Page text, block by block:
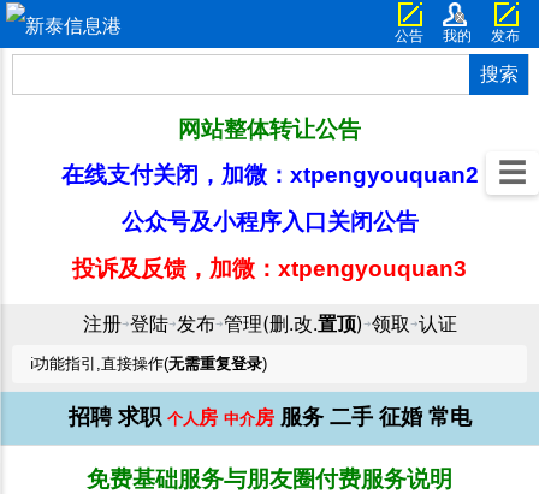
公告 我的 发布
搜索
网站整体转让公告
在线支付关闭，加微：xtpengyouquan2
公众号及小程序入口关闭公告
投诉及反馈，加微：xtpengyouquan3
注册➜登陆➜ 发布➜管理(删.改.置顶) ➜领取 ➜认证
ℹ️功能指引,直接操作(无需重复登录)
招聘 求职 个人 房 中介房 服务 二手 征婚 常电
免费基础服务与朋友圈付费服务说明
☰